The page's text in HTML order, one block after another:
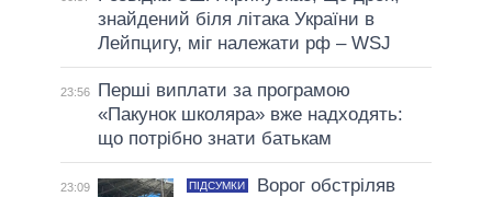
знайдений біля літака України в
Лейпцигу, міг належати рф – WSJ
23:56
Перші виплати за програмою
«Пакунок школяра» вже надходять:
що потрібно знати батькам
23:09 ПІДСУМКИ
Ворог обстріляв